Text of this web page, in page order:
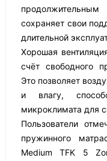
сохраняет свои
длительной
Хорошая
счёт свободного
Это позволяет
и влагу,
микроклимата для
Пользователи
пружинного
Medium TFK 5